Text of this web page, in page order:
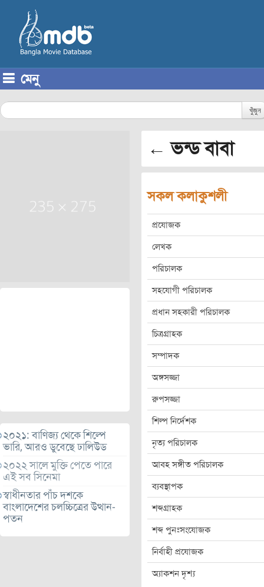
মেনু
খুঁজুন
২০২১: বাণিজ্য থেকে শিল্পে
ভারি, আরও ডুবেছে ঢালিউড
২০২২ সালে মুক্তি পেতে পারে
এই সব সিনেমা
স্বাধীনতার পাঁচ দশকে
বাংলাদেশের চলচ্চিত্রের উত্থান-
পতন
← ভন্ড বাবা
সকল কলাকুশলী
প্রযোজক
লেখক
পরিচালক
সহযোগী পরিচালক
প্রধান সহকারী পরিচালক
চিত্রগ্রাহক
সম্পাদক
অঙ্গসজ্জা
রুপসজ্জা
শিল্প নির্দেশক
নৃত্য পরিচালক
আবহ সঙ্গীত পরিচালক
ব্যবস্থাপক
শব্দগ্রাহক
শব্দ পুনঃসংযোজক
নির্বাহী প্রযোজক
অ্যাকশন দৃশ্য